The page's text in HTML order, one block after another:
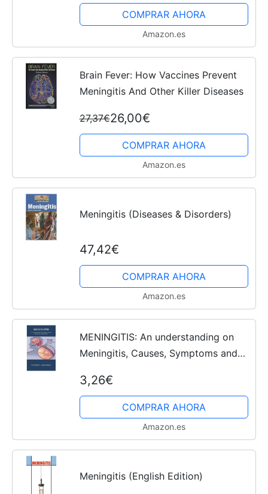
COMPRAR AHORA
Amazon.es
Brain Fever: How Vaccines Prevent
Meningitis And Other Killer Diseases
27,37€26,00€
COMPRAR AHORA
Amazon.es
Meningitis (Diseases & Disorders)
47,42€
COMPRAR AHORA
Amazon.es
MENINGITIS: An understanding on
Meningitis, Causes, Symptoms and
3,26€
COMPRAR AHORA
Amazon.es
Meningitis (English Edition)